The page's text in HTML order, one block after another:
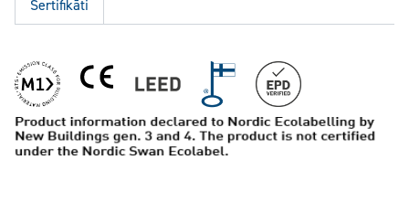
Sertifikāti